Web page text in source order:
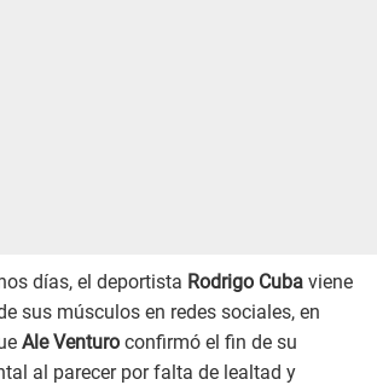
días, el deportista Rodrigo Cuba viene
sus músculos en redes sociales, en
Ale Venturo confirmó el fin de su
al parecer por falta de lealtad y